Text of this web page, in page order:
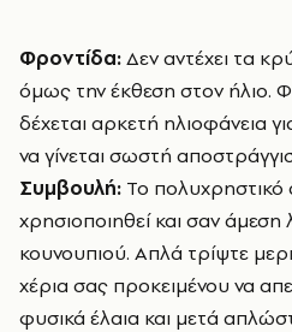
Φροντίδα:Δεν αντέχει τα
όμως την έκθεση στον ήλιο.
δέχεται αρκετή ηλιοφάνεια
να γίνεται σωστή
Συμβουλή: Το
χρησιοποιηθεί και σαν
κουνουπιού. Απλά τρίψτε
χέρια σας προκειμένου να
φυσικά έλαια και μετά